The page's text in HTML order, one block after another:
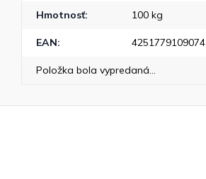
Hmotnosť: 100 kg
EAN: 4251779109074
Položka bola vypredaná…